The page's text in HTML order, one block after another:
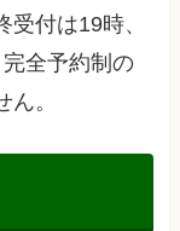
付は19時、
全予約制の
。